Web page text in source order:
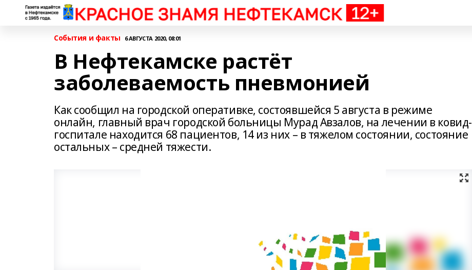
События и факты 6 АВГУСТА 2020, 08:01
В Нефтекамске растёт
заболеваемость пневмонией
Как сообщил на городской оперативке, состоявшейся 5 августа в режиме
онлайн, главный врач городской больницы Мурад Авзалов, на лечении в ковид-
госпитале находится 68 пациентов, 14 из них – в тяжелом состоянии, состояние
остальных – средней тяжести.